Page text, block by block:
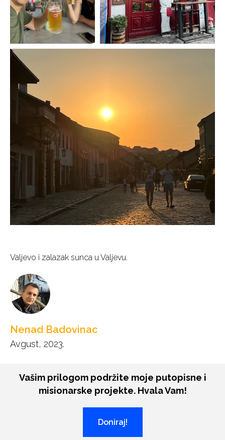
Valjevo i zalazak sunca u Valjevu.
Nenad Badovinac
Avgust, 2023.
Vašim prilogom podržite moje putopisne i
misionarske projekte. Hvala Vam!
Doniraj!